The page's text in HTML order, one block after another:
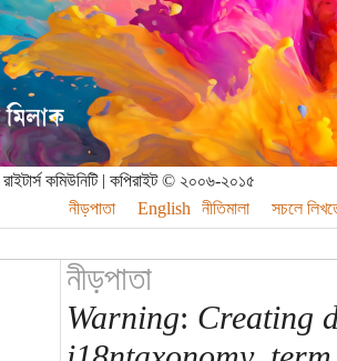
কমিউনিটি | কপিরাইট © ২০০৬-২০১৫
নীড়পাতা
English নীতিমালা সচলে
নীড়পাতা
Warning: Creating